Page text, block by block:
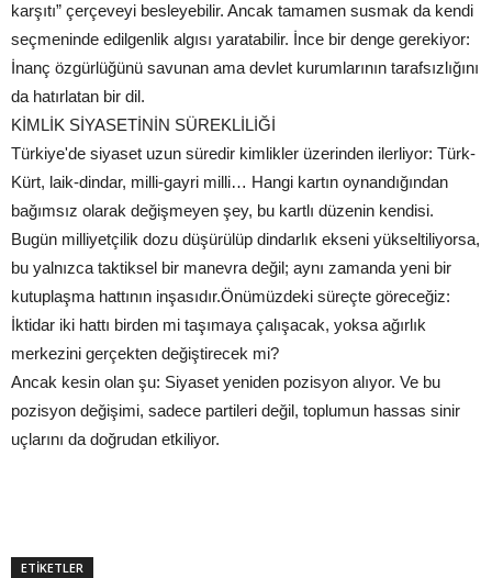
karşıtı” çerçeveyi besleyebilir. Ancak tamamen susmak da kendi
seçmeninde edilgenlik algısı yaratabilir. İnce bir denge gerekiyor:
İnanç özgürlüğünü savunan ama devlet kurumlarının tarafsızlığını
da hatırlatan bir dil.
KİMLİK SİYASETİNİN SÜREKLİLİĞİ
Türkiye'de siyaset uzun süredir kimlikler üzerinden ilerliyor: Türk-
Kürt, laik-dindar, milli-gayri milli… Hangi kartın oynandığından
bağımsız olarak değişmeyen şey, bu kartlı düzenin kendisi.
Bugün milliyetçilik dozu düşürülüp dindarlık ekseni yükseltiliyorsa,
bu yalnızca taktiksel bir manevra değil; aynı zamanda yeni bir
kutuplaşma hattının inşasıdır.Önümüzdeki süreçte göreceğiz:
İktidar iki hattı birden mi taşımaya çalışacak, yoksa ağırlık
merkezini gerçekten değiştirecek mi?
Ancak kesin olan şu: Siyaset yeniden pozisyon alıyor. Ve bu
pozisyon değişimi, sadece partileri değil, toplumun hassas sinir
uçlarını da doğrudan etkiliyor.
ETİKETLER